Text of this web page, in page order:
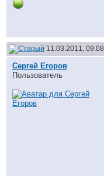
11.03.2011, 09:08
Сергей Егоров
Пользователь